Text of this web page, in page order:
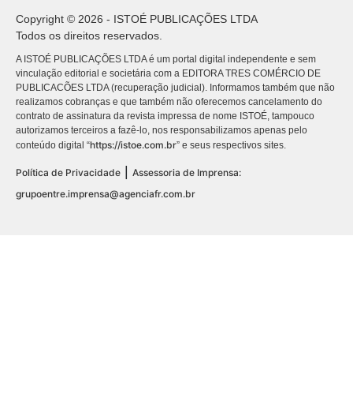
Copyright © 2026 - ISTOÉ PUBLICAÇÕES LTDA
Todos os direitos reservados.
A ISTOÉ PUBLICAÇÕES LTDA é um portal digital independente e sem
vinculação editorial e societária com a EDITORA TRES COMÉRCIO DE
PUBLICACÕES LTDA (recuperação judicial). Informamos também que não
realizamos cobranças e que também não oferecemos cancelamento do
contrato de assinatura da revista impressa de nome ISTOÉ, tampouco
autorizamos terceiros a fazê-lo, nos responsabilizamos apenas pelo
conteúdo digital “https://istoe.com.br” e seus respectivos sites.
Política de Privacidade
Assessoria de Imprensa:
grupoentre.imprensa@agenciafr.com.br